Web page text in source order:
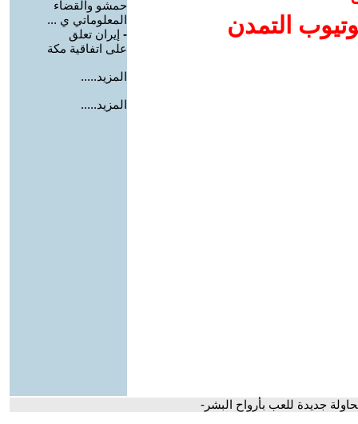
التمدن
حمشو والقضاء
المعلوماتي ي ...
- إيران تعلق
على اتفاقية مكة
المزيد.....
المزيد.....
جديدة للعب بأرواح البشر-